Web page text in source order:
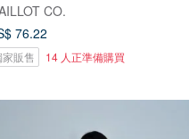
CO.
76.22
家販售 14 人正準備購買